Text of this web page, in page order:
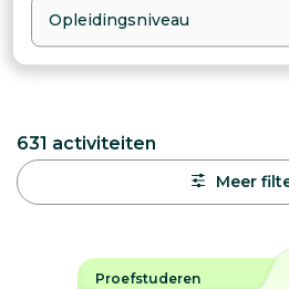
Opleidingsniveau
631 activiteiten
Meer
Proefstuderen